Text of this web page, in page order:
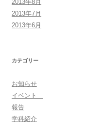
2013年8月
2013年7月
2013年6月
カテゴリー
お知らせ
イベント
報告
学科紹介